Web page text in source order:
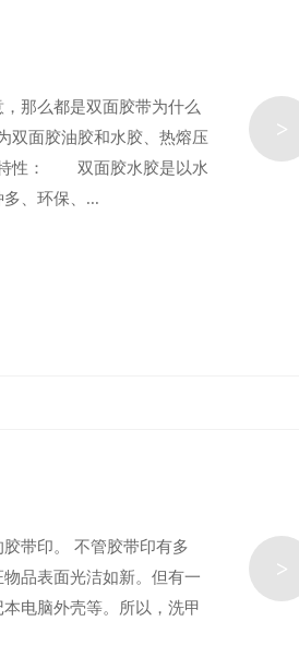
那么都是双面胶带为什么
面胶油胶和水胶、热熔压
特性： 双面胶水胶是以水
、环保、...
>
带印。 不管胶带印有多
品表面光洁如新。但有一
电脑外壳等。所以，洗甲
>